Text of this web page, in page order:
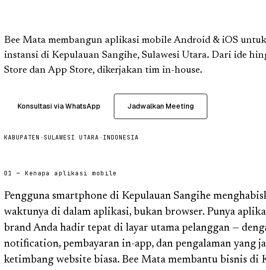
Bee Mata membangun aplikasi mobile Android & iOS
instansi di Kepulauan Sangihe, Sulawesi Utara. Dari ide
Store dan App Store, dikerjakan tim in-house.
Konsultasi via WhatsApp Jadwalkan Meeting
KABUPATEN · SULAWESI UTARA · INDONESIA
01 — Kenapa aplikasi mobile
Pengguna smartphone di Kepulauan Sangihe
waktunya di dalam aplikasi, bukan browser. Punya
brand Anda hadir tepat di layar utama pelanggan —
notification, pembayaran in-app, dan pengalaman yang
ketimbang website biasa. Bee Mata membantu bisnis di